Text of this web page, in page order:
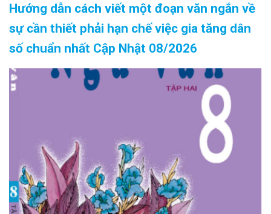
Hướng dẫn cách viết một đoạn văn ngắn về
sự cần thiết phải hạn chế việc gia tăng dân
số chuẩn nhất Cập Nhật 08/2026